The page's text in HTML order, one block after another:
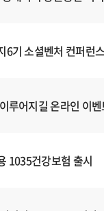
6기 소셜벤처 컨퍼런
루어지길 온라인 이
1035건강보험 출시